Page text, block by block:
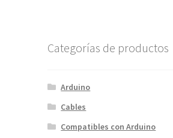
Categorías de productos
Arduino
Cables
Compatibles con Arduino